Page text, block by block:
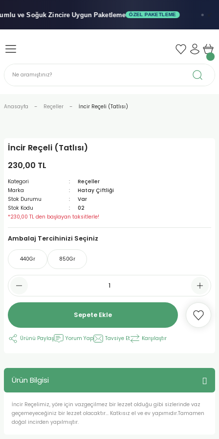
ve SoğukZincire Uygun Paketleme ÖZEL PAKETLEME x"
Geri Dön
Geri Dön
Geri Dön
Anasayfa Reçeller İncir Reçeli (Tatlısı)
İncir Reçeli (Tatlısı)
230,00 TL
Kategori
Reçeller
Marka
Hatay Çiftliği
Stok Durumu
Var
Stok Kodu
02
*230,00 TL den başlayan taksitlerle!
Ambalaj Tercihinizi Seçiniz
440Gr 850Gr
Sepete Ekle
Ürünü Paylaş Yorum Yap Tavsiye Et Karşılaştır
Ürün Bilgisi
İncir Reçelimiz, yöre için vazgeçilmez bir lezzet olduğu gibi sizlerinde vaz
geçemeyeceğiniz bir lezzet olacaktır... Katkısız el ve ev yapımıdır.Tamamen
doğal incirden yapılmıştır.